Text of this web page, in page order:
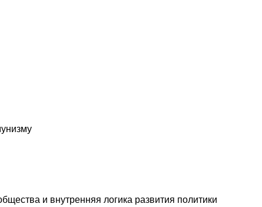
и внутренняя логика развития политики